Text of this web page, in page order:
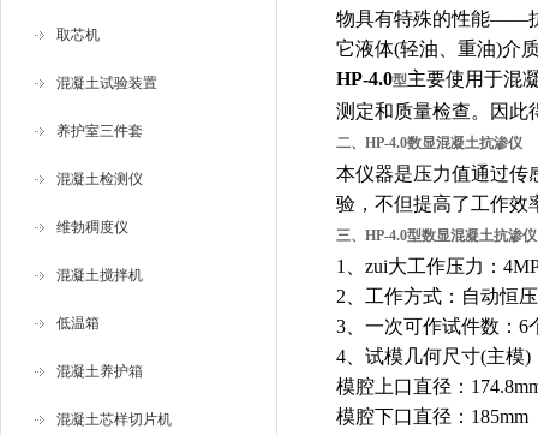
取芯机
混凝土试验装置
养护室三件套
混凝土检测仪
维勃稠度仪
混凝土搅拌机
低温箱
混凝土养护箱
混凝土芯样切片机
物具有特殊的性能——
它液体(轻油、重油)介
HP-4.0型主要使用于混
测定和质量检查。因此
二、 HP-4.0数显混凝土抗渗仪
本仪器是压力值通过传
验，不但提高了工作效
三、 HP-4.0型数显混凝土抗渗仪
1 、zui大工作压力：
2 、工作方式：自动恒压
3 、一次可作试件数： 6
4 、试模几何尺寸(主模)
模腔上口直径：
模腔下口直径： 185mm